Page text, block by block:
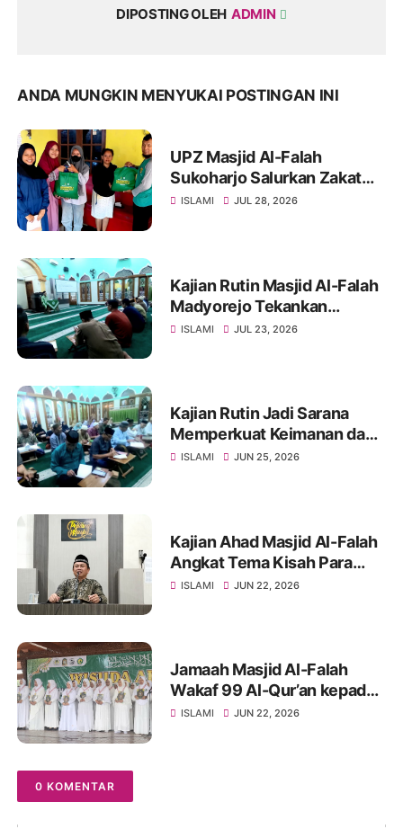
DIPOSTING OLEH ADMIN
ANDA MUNGKIN MENYUKAI POSTINGAN INI
UPZ Masjid Al-Falah
Sukoharjo Salurkan Zakat
dan Sedekah, Sasar Guru
ISLAMI JUL 28, 2026
Kajian Rutin Masjid Al-Falah
Madyorejo Tekankan
Pentingnya Kesabaran
ISLAMI JUL 23, 2026
Kajian Rutin Jadi Sarana
Memperkuat Keimanan dan
Muhasabah Diri Jamaah
ISLAMI JUN 25, 2026
Kajian Ahad Masjid Al-Falah
Angkat Tema Kisah Para
Nabi di 10 Muharram,
ISLAMI JUN 22, 2026
Jamaah Masjid Al-Falah
Wakaf 99 Al-Qur’an kepada
Wisuda Santri TPQ (Taman
ISLAMI JUN 22, 2026
0 KOMENTAR